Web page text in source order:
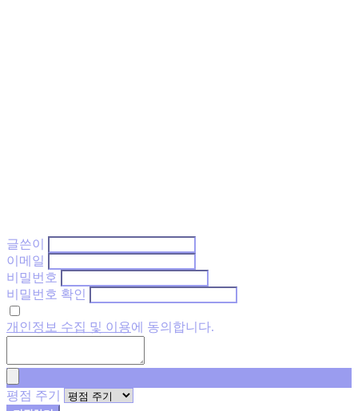
글쓴이
이메일
비밀번호
비밀번호 확인
개인정보 수집 및 이용에 동의합니다.
평점 주기